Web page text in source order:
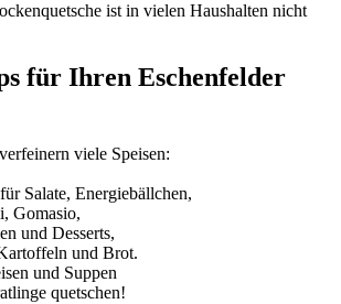
ist in vielen Haushalten nicht
für Ihren Eschenfelder
viele Speisen:
Salate, Energiebällchen,
Gomasio,
und Desserts,
und Brot.
und Suppen
quetschen!